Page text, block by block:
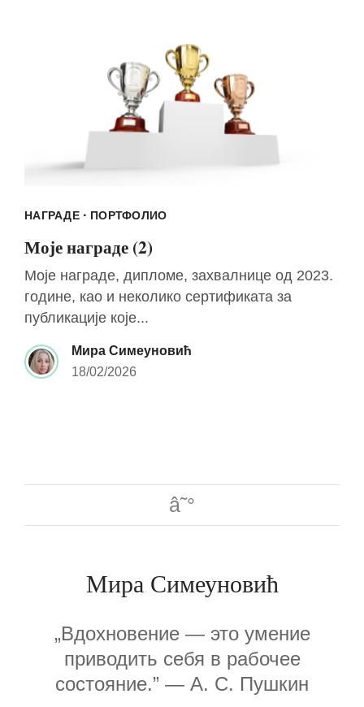
НАГРАДЕ · ПОРТФОЛИО
Моје награде (2)
Моје награде, дипломе, захвалнице од 2023.
године, као и неколико сертификата за
публикације које...
Мира Симеуновић
18/02/2026
Мира Симеуновић
„Вдохновение — это умение
приводить себя в рабочее
состояние.” — А. С. Пушкин